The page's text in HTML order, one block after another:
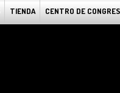
TIENDA CENTRO DE